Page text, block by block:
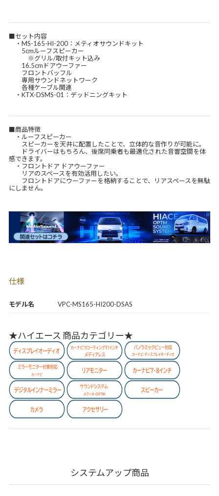
モデル名 VPC-MS165-HI200-DSAS
■セット内容
・MS-165-HI-200：メティオサウンドキット
5cmルーフスピーカー
※グリル/取付キット込み
16.5cmドアウーファー
フロントバッフル
専用サウンドネットワーク
各種ケーブル関連
・KTX-DSMS-01：デッドニングキット
■商品特徴
・ルーフスピーカー
スピーカーを天井に配置したことで、立体的な音作りが可能に。
ドライバーはもちろん、後席同乗者も最適化された音響空間を体
感できます。
・フロントドア ドアウーファー
リアのスペースを有効活用したい。
フロントドアにウーファーを格納することで、リアスペースを無駄
にしません。
仕様
★ハイエース 商品カテゴリー★
システムアップ商品